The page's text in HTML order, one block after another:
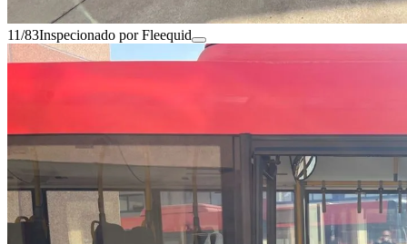
11/83Inspecionado por Fleequid